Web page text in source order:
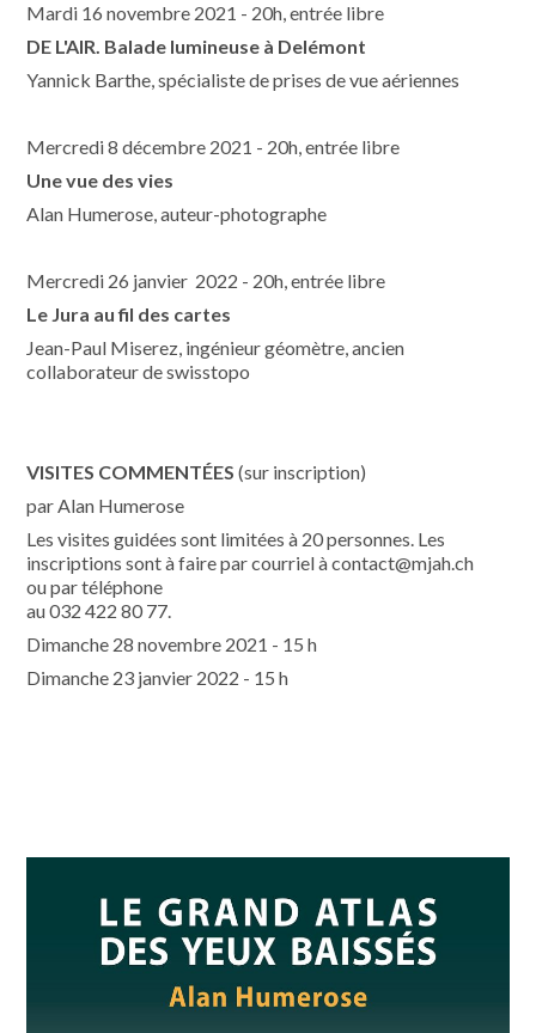
Mardi 16 novembre 2021 - 20h, entrée libre
DE L'AIR. Balade lumineuse à Delémont
Yannick Barthe, spécialiste de prises de vue aériennes
Mercredi 8 décembre 2021 - 20h, entrée libre
Une vue des vies
Alan Humerose, auteur-photographe
Mercredi 26 janvier 2022 - 20h, entrée libre
Le Jura au fil des cartes
Jean-Paul Miserez, ingénieur géomètre, ancien
collaborateur de swisstopo
VISITES COMMENTÉES (sur inscription)
par Alan Humerose
Les visites guidées sont limitées à 20 personnes. Les
inscriptions sont à faire par courriel à contact@mjah.ch
ou par téléphone
au 032 422 80 77.
Dimanche 28 novembre 2021 - 15 h
Dimanche 23 janvier 2022 - 15 h